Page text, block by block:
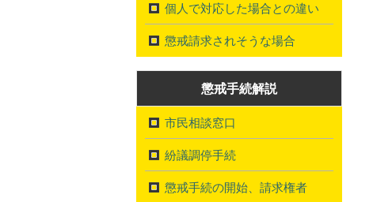
個人で対応した場合との違い
懲戒請求されそうな場合
懲戒手続解説
市民相談窓口
紛議調停手続
懲戒手続の開始、請求権者